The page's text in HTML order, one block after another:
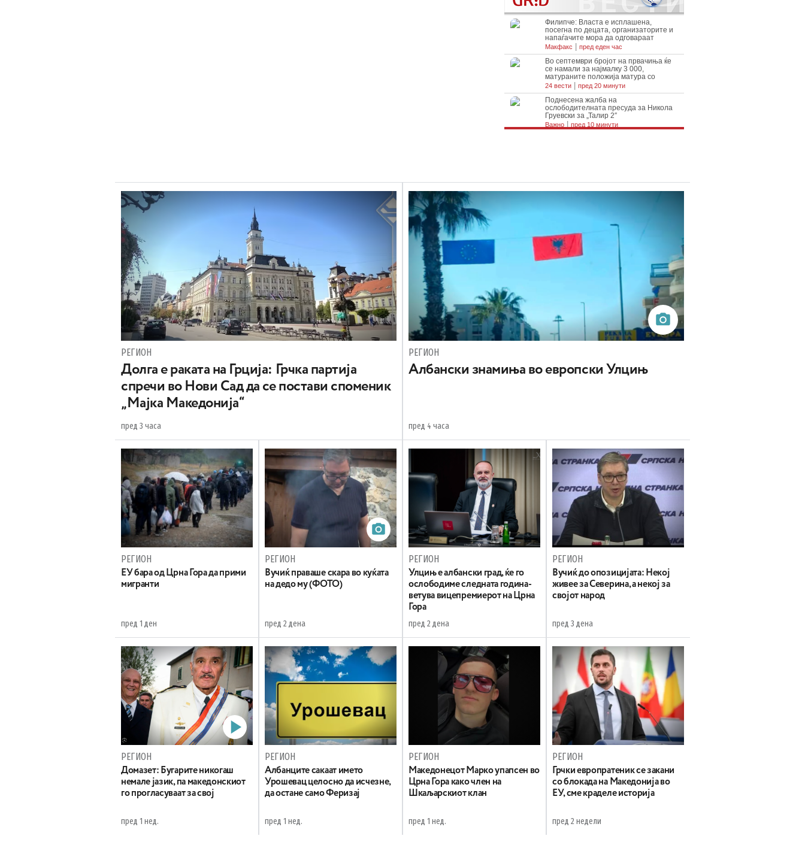
РЕГИОН
Долга е раката на Грција: Грчка партија
спречи во Нови Сад да се постави споменик
„Мајка Македонија“
пред 3 часа
РЕГИОН
Aлбански знамиња во европски Улцињ
пред 4 часа
РЕГИОН
EУ бара од Црна Гора да прими
мигранти
пред 1 ден
РЕГИОН
Вучиќ праваше скара во куќата
на дедо му (ФОТО)
пред 2 дена
РЕГИОН
Улцињ е албански град, ќе го
ослободиме следната година-
ветува вицепремиерот на Црна
Гора
пред 2 дена
РЕГИОН
Вучиќ до опозицијата: Некој
живее за Северина, а некој за
својот народ
пред 3 дена
РЕГИОН
Домазет: Бугарите никогаш
немале јазик, па македонскиот
го прогласуваат за свој
пред 1 нед.
РЕГИОН
Aлбанците сакаат името
Урошевац целосно да исчезне,
да остане само Феризај
пред 1 нед.
РЕГИОН
Maкедонецот Марко упапсен во
Црна Гора како член на
Шкаљарскиот клан
пред 1 нед.
РЕГИОН
Грчки европратеник се закани
со блокада на Македонија во
ЕУ, сме краделе историја
пред 2 недели